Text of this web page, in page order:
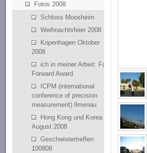
Fotos 2008
Schloss Moosheim
Weihnachtsfeier 2008
Kopenhagen Oktober
2008
ich in meiner Arbeit: Fast
Forward Award
ICPM (international
conference of precision
measurement) Ilmenau
Hong Kong und Korea
August 2008
Geschwistertreffen
100808